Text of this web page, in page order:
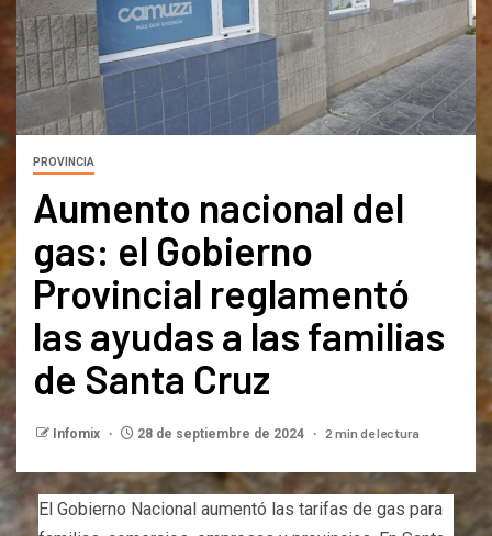
PROVINCIA
Aumento nacional del
gas: el Gobierno
Provincial reglamentó
las ayudas a las familias
de Santa Cruz
Infomix 28 de septiembre de 2024 2 min de lectura
El Gobierno Nacional aumentó las tarifas de gas para